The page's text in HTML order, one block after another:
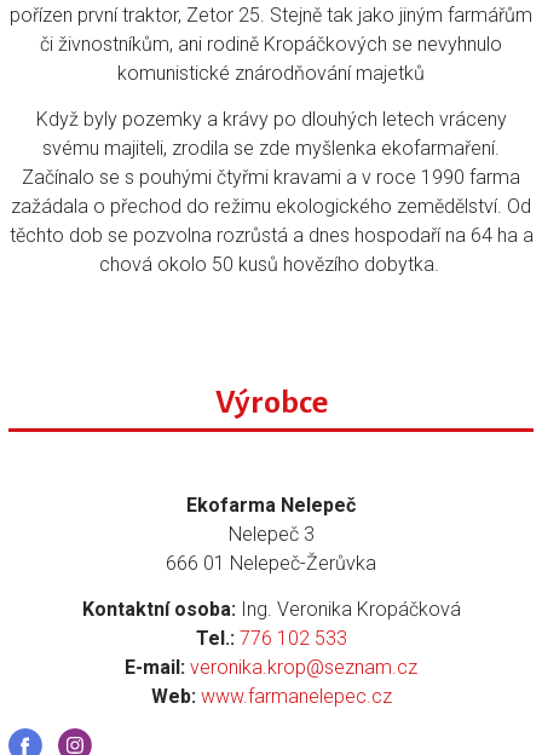
pořízen první traktor, Zetor 25. Stejně tak jako jiným farmářům
či živnostníkům, ani rodině Kropáčkových se nevyhnulo
komunistické znárodňování majetků
Když byly pozemky a krávy po dlouhých letech vráceny
svému majiteli, zrodila se zde myšlenka ekofarmaření.
Začínalo se s pouhými čtyřmi kravami a v roce 1990 farma
zažádala o přechod do režimu ekologického zemědělství. Od
těchto dob se pozvolna rozrůstá a dnes hospodaří na 64 ha a
chová okolo 50 kusů hovězího dobytka.
Výrobce
Ekofarma Nelepeč
Nelepeč 3
666 01 Nelepeč-Žerůvka
Kontaktní osoba:Ing. Veronika Kropáčková
Tel.: 776 102 533
E-mail: veronika.krop@seznam.cz
Web: www.farmanelepec.cz